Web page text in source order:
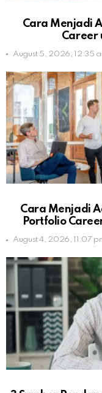
Cara Menjadi
Career
August 5, 2026, 12:35
Cara Menjadi
Portfolio
August 4, 2026, 11:07